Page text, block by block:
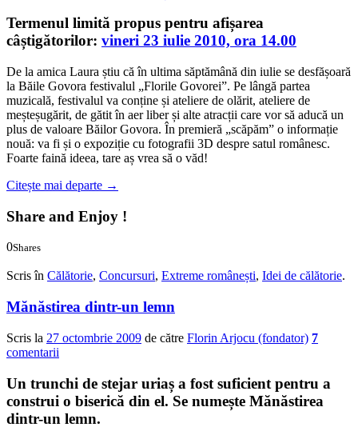
Termenul limită propus pentru afișarea
câștigătorilor: vineri 23 iulie 2010, ora 14.00
De la amica Laura știu că în ultima săptămână din iulie se desfășoară
la Băile Govora festivalul „Florile Govorei”. Pe lângă partea
muzicală, festivalul va conține și ateliere de olărit, ateliere de
meșteșugărit, de gătit în aer liber și alte atracții care vor să aducă un
plus de valoare Băilor Govora. În premieră „scăpăm” o informație
nouă: va fi și o expoziție cu fotografii 3D despre satul românesc.
Foarte faină ideea, tare aș vrea să o văd!
Citește mai departe →
Share and Enjoy !
0Shares
Scris în Călătorie, Concursuri, Extreme românești, Idei de călătorie.
Mănăstirea dintr-un lemn
Scris la 27 octombrie 2009 de către Florin Arjocu (fondator) 7
comentarii
Un trunchi de stejar uriaș a fost suficient pentru a
construi o biserică din el. Se numește Mănăstirea
dintr-un lemn.